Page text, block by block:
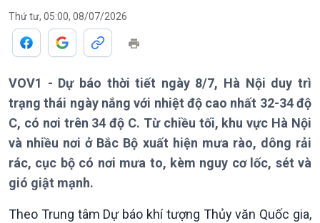
Giới thiệu
Thời sự
Thời sự 6h
Thời sự 12h
Bản tin
Thứ tư, 05:00, 08/07/2026
VOV1 - Dự báo thời tiết ngày 8/7, Hà Nội duy trì
trạng thái ngày nắng với nhiệt độ cao nhất 32-34 độ
C, có nơi trên 34 độ C. Từ chiều tối, khu vực Hà Nội
và nhiều nơi ở Bắc Bộ xuất hiện mưa rào, dông rải
rác, cục bộ có nơi mưa to, kèm nguy cơ lốc, sét và
gió giật mạnh.
Theo Trung tâm Dự báo khí tượng Thủy văn Quốc gia,